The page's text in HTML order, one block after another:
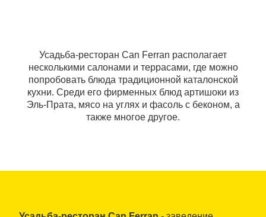
Усадьба-ресторан Can Ferran располагает
несколькими салонами и террасами, где можно
попробовать блюда традиционной каталонской
кухни. Среди его фирменных блюд артишоки из
Эль-Прата, мясо на углях и фасоль с беконом, а
также многое другое.